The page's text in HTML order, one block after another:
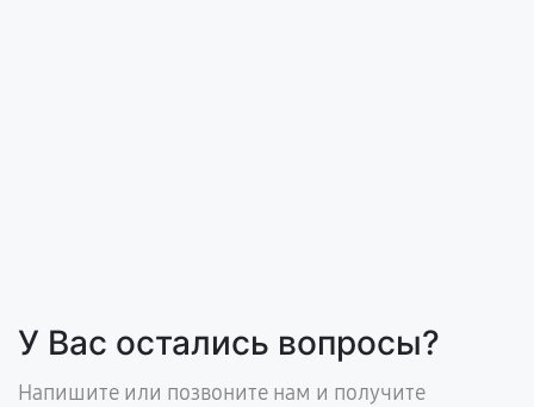
У Вас остались вопросы?
Напишите или позвоните нам и получите